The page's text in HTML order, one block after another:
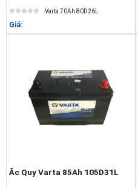
Varta 70Ah 80D26L
Giá:
Ắc Quy Varta 85Ah 105D31L